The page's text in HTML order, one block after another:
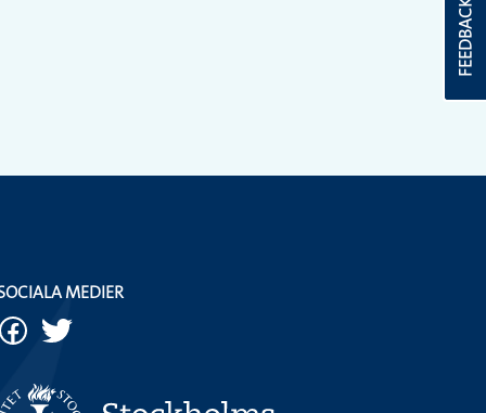
FEEDBACK
MEDIER